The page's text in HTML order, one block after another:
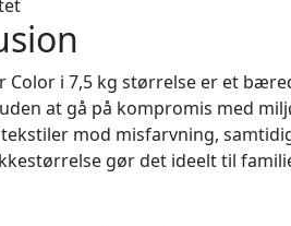
Color i 7,5 kg størrelse er et
at gå på kompromis med
mod misfarvning,
gør det ideelt til